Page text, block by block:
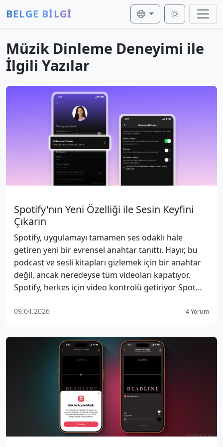
BELGE BİLGİ
Müzik Dinleme Deneyimi ile
İlgili Yazılar
Spotify'nın Yeni Özelliği ile Sesin Keyfini
Çıkarın
Spotify, uygulamayı tamamen ses odaklı hale
getiren yeni bir evrensel anahtar tanıttı. Hayır, bu
podcast ve sesli kitapları gizlemek için bir anahtar
değil, ancak neredeyse tüm videoları kapatıyor.
Spotify, herkes için video kontrolü getiriyor Spot…
09.04.2026 4 Yorum